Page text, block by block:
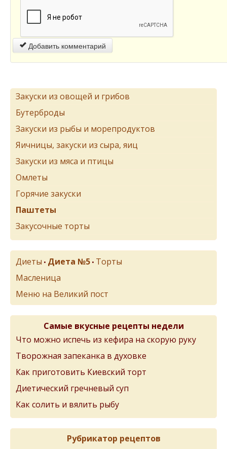
Добавить комментарий
Закуски из овощей и грибов
Бутерброды
Закуски из рыбы и морепродуктов
Яичницы, закуски из сыра, яиц
Закуски из мяса и птицы
Омлеты
Горячие закуски
Паштеты
Закусочные торты
Диеты • Диета №5 • Торты
Масленица
Меню на Великий пост
Самые вкусные рецепты недели
Что можно испечь из кефира на скорую руку
Творожная запеканка в духовке
Как приготовить Киевский торт
Диетический гречневый суп
Как солить и вялить рыбу
Рубрикатор рецептов